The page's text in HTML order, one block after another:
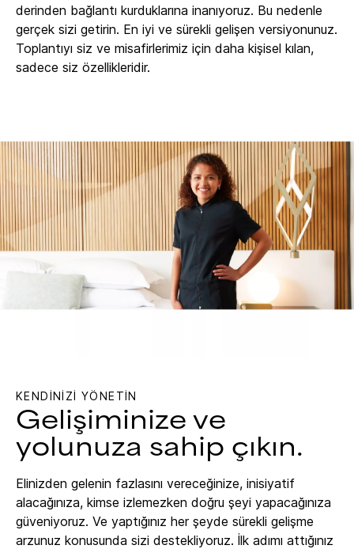
derinden bağlantı kurduklarına inanıyoruz. Bu nedenle
gerçek sizi getirin. En iyi ve sürekli gelişen versiyonunuz.
Toplantıyı siz ve misafirlerimiz için daha kişisel kılan,
sadece siz özellikleridir.
KENDİNİZİ YÖNETİN
Gelişiminize ve
yolunuza sahip çıkın.
Elinizden gelenin fazlasını vereceğinize, inisiyatif
alacağınıza, kimse izlemezken doğru şeyi yapacağınıza
güveniyoruz. Ve yaptığınız her şeyde sürekli gelişme
arzunuz konusunda sizi destekliyoruz. İlk adımı attığınız